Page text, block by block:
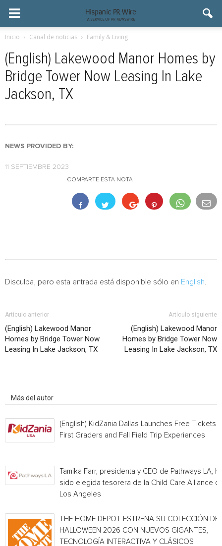
Inicio Canal de noticias Family & Living
(English) Lakewood Manor Homes by
Bridge Tower Now Leasing In Lake
Jackson, TX
NEWS PROVIDED BY:
11 SEPTIEMBRE 2023
COMPARTE ESTA NOTA
Disculpa, pero esta entrada está disponible sólo en English
Artículo anterior
(English) Lakewood Manor
Homes by Bridge Tower Now
Leasing In Lake Jackson, TX
Artículo siguiente
(English) Lakewood Manor
Homes by Bridge Tower Now
Leasing In Lake Jackson, TX
Más del autor
(English) KidZania Dallas Launches Free Tickets
First Graders and Fall Field Trip Experiences
Tamika Farr, presidenta y CEO de Pathways LA,
sido elegida tesorera de la Child Care Alliance of
Los Angeles
THE HOME DEPOT ESTRENA SU COLECCIÓN DE
HALLOWEEN 2026 CON NUEVOS GIGANTES,
TECNOLOGÍA INTERACTIVA Y CLÁSICOS